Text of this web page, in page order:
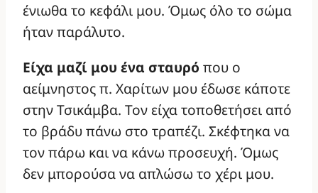
ένιωθα το κεφάλι μου. Όμως όλο το σώμα
ήταν παράλυτο.
Είχα μαζί μου ένα σταυρό που ο
αείμνηστος π. Χαρίτων μου έδωσε κάποτε
στην Τσικάμβα. Τον είχα τοποθετήσει από
το βράδυ πάνω στο τραπέζι. Σκέφτηκα να
τον πάρω και να κάνω προσευχή. Όμως
δεν μπορούσα να απλώσω το χέρι μου.